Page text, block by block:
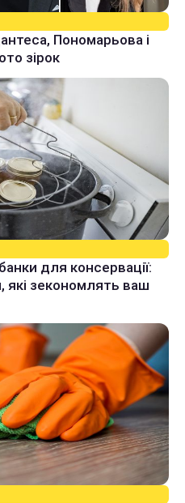
Пономарьова і
зірок
для консервації:
які зекономлять ваш